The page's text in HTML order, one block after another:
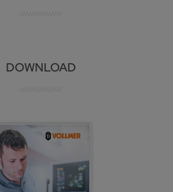
DOWNLOAD